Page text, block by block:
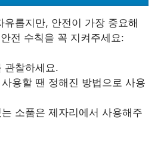
유롭지만, 안전이 가장 중요해
전 수칙을 꼭 지켜주세요:
관찰하세요.
용할 땐 정해진 방법으로 사용
소품은 제자리에서 사용해주